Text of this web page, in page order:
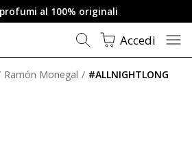
al 100% originali
Accedi
Ramón Monegal #ALLNIGHTLONG